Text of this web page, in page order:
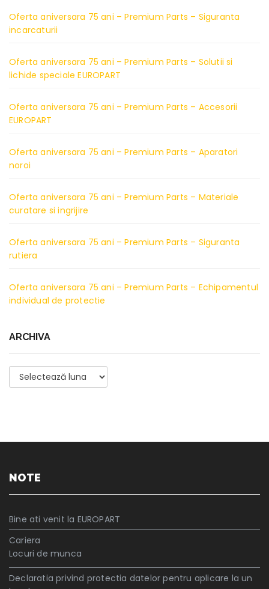
Oferta aniversara 75 ani – Premium Parts – Siguranta
incarcaturii
Oferta aniversara 75 ani – Premium Parts – Solutii si
lichide speciale EUROPART
Oferta aniversara 75 ani – Premium Parts – Accesorii
EUROPART
Oferta aniversara 75 ani – Premium Parts – Aparatori
noroi
Oferta aniversara 75 ani – Premium Parts – Materiale
curatare si ingrijire
Oferta aniversara 75 ani – Premium Parts – Siguranta
rutiera
Oferta aniversara 75 ani – Premium Parts – Echipamentul
individual de protectie
ARCHIVA
Archiva
NOTE
Bine ati venit la EUROPART
Cariera
Locuri de munca
Declaratia privind protectia datelor pentru aplicare la un